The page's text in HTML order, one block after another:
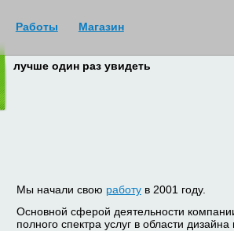
лучше один раз увидеть
Мы начали свою работув 2001 году.
Основной сферой деятельности
полного спектра услуг в области